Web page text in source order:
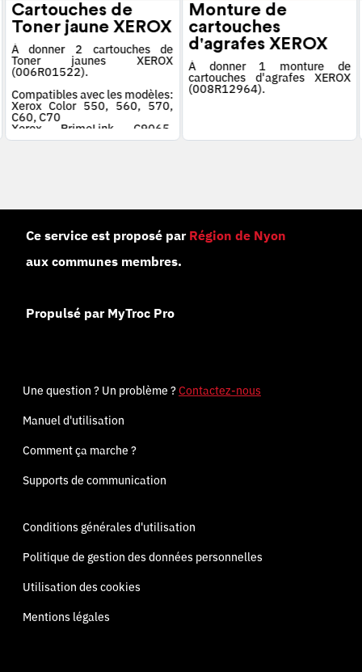
Cartouches de
Toner jaune XEROX
À donner 2 cartouches de
Toner jaunes XEROX
(006R01522).
Compatibles avec les modèles:
Xerox Color 550, 560, 570,
C60, C70
Xerox PrimeLink C9065,
C9070
Monture de
cartouches
d'agrafes XEROX
À donner 1 monture de
cartouches d'agrafes XEROX
(008R12964).
Ce service est proposé par Région de Nyon
aux communes membres.
Propulsé par MyTroc Pro
Une question ? Un problème ?Contactez-nous
Manuel d'utilisation
Comment ça marche ?
Supports de communication
Conditions générales d'utilisation
Politique de gestion des données personnelles
Utilisation des cookies
Mentions légales